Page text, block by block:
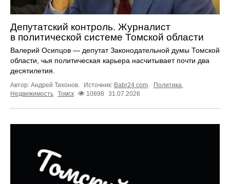
Депутатский контроль. Журналист
в политической системе Томской области
Валерий Осипцов — депутат Законодательной думы Томской
области, чья политическая карьера насчитывает почти два
десятилетия.
Автор: Андрей Тихонов. Источник: Babr24.com Политика
Недвижимость Томск 10898 31.07.2026